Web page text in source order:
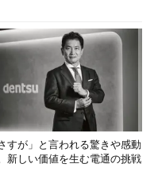
さすが」と言われる驚きや感動
新しい価値を生む電通の挑戦